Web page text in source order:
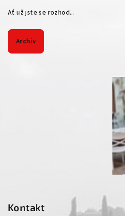
Ať už jste se rozhod...
Archiv
Kontakt